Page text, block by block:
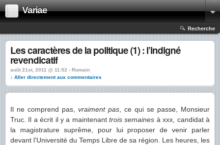
Variae
Recherche
Les caractères de la politique (1) : l’indigné
revendicatif
août 21st, 2011 @ 11:52 › Romain
↓ Aller directement aux commentaires
Il ne comprend pas, vraiment pas , ce qui se passe, Monsieur
Truc. Il a écrit il y a maintenanttrois semaines à xxx, candidat à
la magistrature suprême, pour lui proposer de venir parler
devant l’Université du Temps Libre de sa région. Les heures, les